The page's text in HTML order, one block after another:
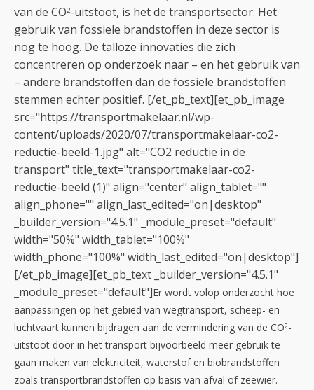
van de CO2-uitstoot, is het de transportsector. Het
gebruik van fossiele brandstoffen in deze sector is
nog te hoog. De talloze innovaties die zich
concentreren op onderzoek naar – en het gebruik van
– andere brandstoffen dan de fossiele brandstoffen
stemmen echter positief. [/et_pb_text][et_pb_image
src="https://transportmakelaar.nl/wp-
content/uploads/2020/07/transportmakelaar-co2-
reductie-beeld-1.jpg" alt="CO2 reductie in de
transport" title_text="transportmakelaar-co2-
reductie-beeld (1)" align="center" align_tablet=""
align_phone="" align_last_edited="on|desktop"
_builder_version="4.5.1" _module_preset="default"
width="50%" width_tablet="100%"
width_phone="100%" width_last_edited="on|desktop"]
[/et_pb_image][et_pb_text _builder_version="4.5.1"
_module_preset="default"]Er wordt volop onderzocht hoe
aanpassingen op het gebied van wegtransport, scheep- en
luchtvaart kunnen bijdragen aan de vermindering van de CO2-
uitstoot door in het transport bijvoorbeeld meer gebruik te
gaan maken van elektriciteit, waterstof en biobrandstoffen
zoals transportbrandstoffen op basis van afval of zeewier.